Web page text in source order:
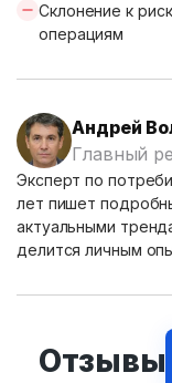
Склонение к
операциям
Андрей
Главный
Эксперт по
лет пишет
актуальными
делится личным
Отзывы